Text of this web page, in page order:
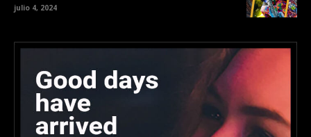
julio 4, 2024